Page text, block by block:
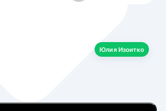
Юлия Изоитко